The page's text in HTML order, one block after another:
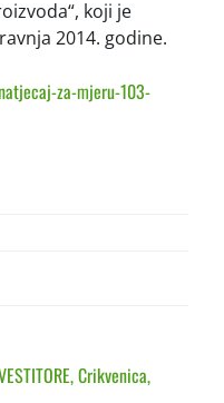
koji je
2014. godine.
za-mjeru-103-
Crikvenica,